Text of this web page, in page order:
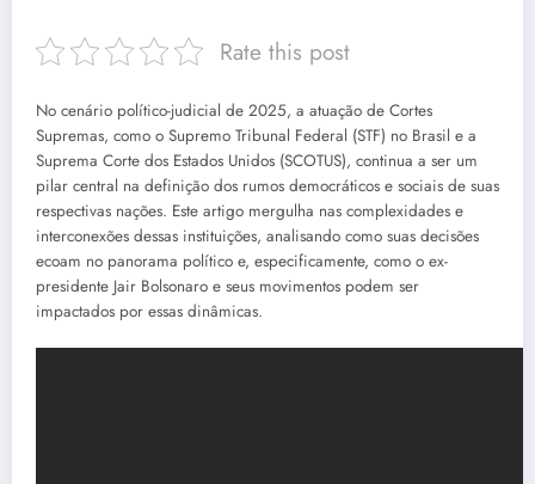
Rate this post
No cenário político-judicial de 2025, a atuação de Cortes
Supremas, como o Supremo Tribunal Federal (STF) no Brasil e a
Suprema Corte dos Estados Unidos (SCOTUS), continua a ser um
pilar central na definição dos rumos democráticos e sociais de suas
respectivas nações. Este artigo mergulha nas complexidades e
interconexões dessas instituições, analisando como suas decisões
ecoam no panorama político e, especificamente, como o ex-
presidente Jair Bolsonaro e seus movimentos podem ser
impactados por essas dinâmicas.